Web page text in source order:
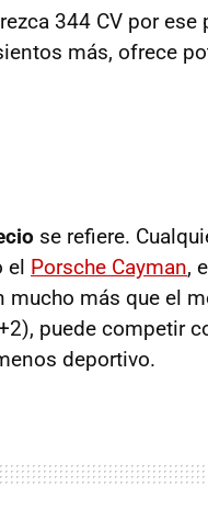
344 CV por ese
más, ofrece
se refiere.
el Porsche Cayman,
mucho más que el
puede competir
deportivo.